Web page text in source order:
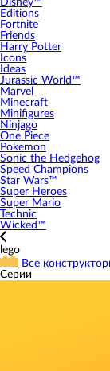
Disney™
Editions
Fortnite
Friends
Harry Potter
Icons
Ideas
Jurassic World™
Marvel
Minecraft
Minifigures
Ninjago
One Piece
Pokemon
Sonic the Hedgehog
Speed Champions
Star Wars™
Super Heroes
Super Mario
Technic
Wicked™
lego
Все
Серии